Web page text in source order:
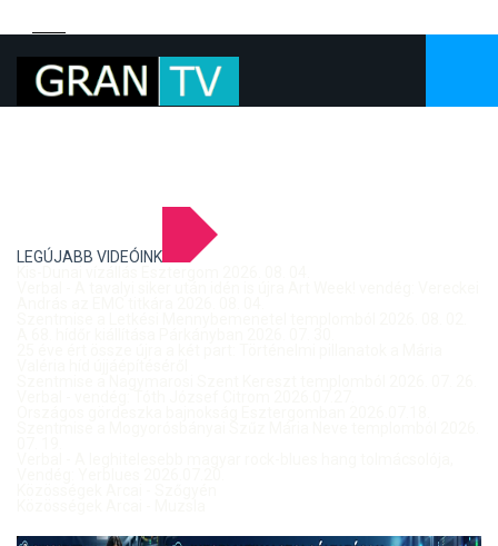
LEGÚJABB VIDEÓINK